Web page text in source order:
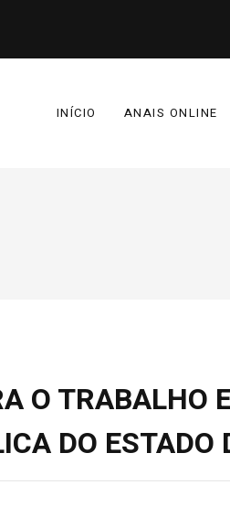
INÍCIO ANAIS ONLINE
O TRABALHO
DO ESTADO